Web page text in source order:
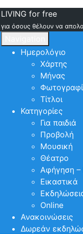
LIVING for free
για όσους θέλουν να
Ημερολόγιο
Χάρτης
Μήνας
Τίτλοι
Κατηγορίες
Για παιδιά
Προβολή
Μουσική
Θέατρο
Αφήγηση –
Εικαστικά
Online
Ανακοινώσεις
Δωρεάν